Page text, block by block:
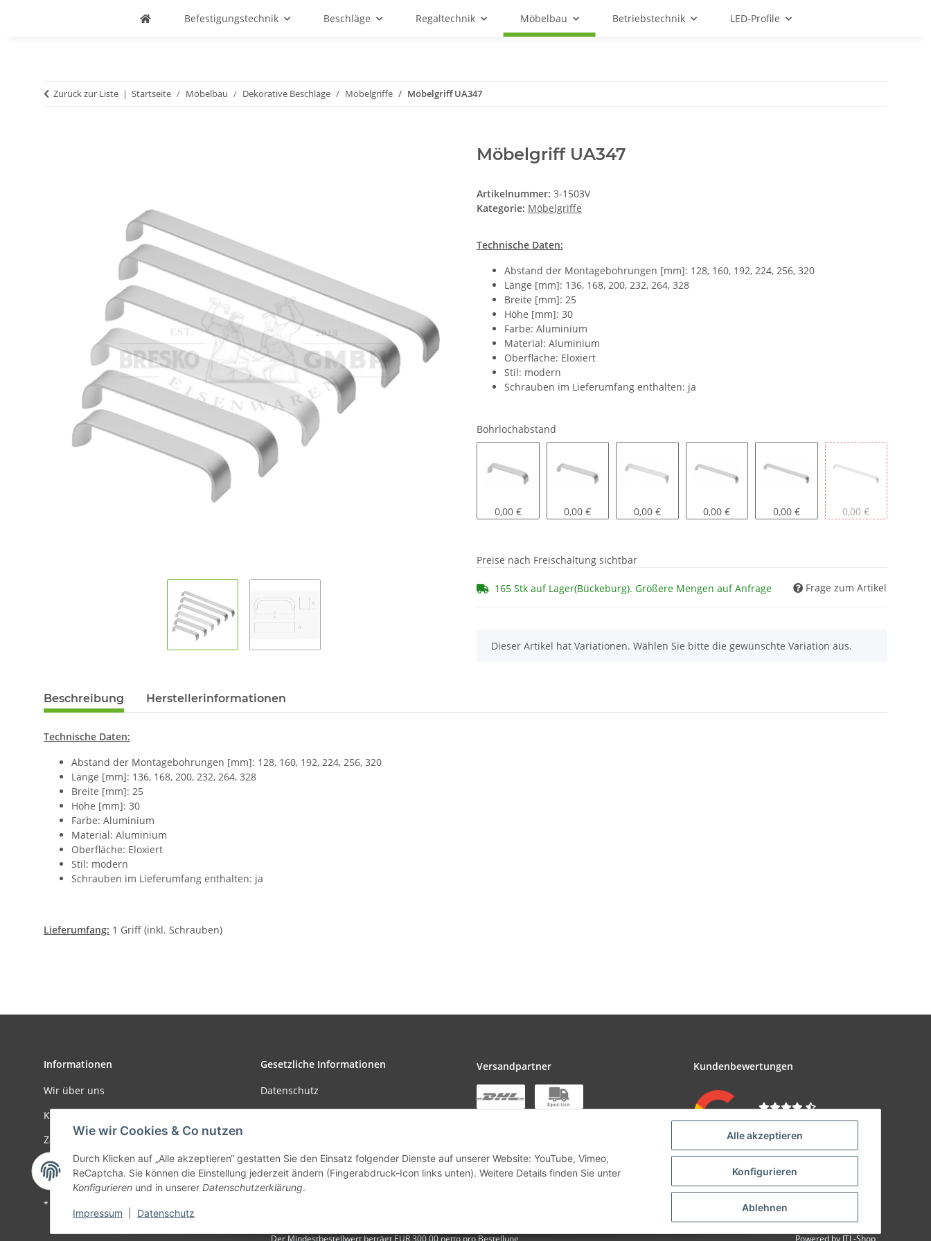
Alle akzeptieren
Konfigurieren
Ablehnen
Wie wir Cookies & Co nutzen
Durch Klicken auf „Alle akzeptieren“ gestatten Sie den Einsatz folgender Dienste auf unserer Website: YouTube, Vimeo,
ReCaptcha. Sie können die Einstellung jederzeit ändern (Fingerabdruck-Icon links unten). Weitere Details finden Sie unter
Konfigurieren und in unserer Datenschutzerklärung.
Impressum Datenschutz
Befestigungstechnik Beschläge Regaltechnik Möbelbau Betriebstechnik LED-Profile
Zurück zur Liste Startseite Möbelbau Dekorative Beschläge Möbelgriffe Möbelgriff UA347
Möbelgriff UA347
Artikelnummer: 3-1503V
Kategorie: Möbelgriffe
Technische Daten:
Abstand der Montagebohrungen [mm]: 128, 160, 192, 224, 256, 320
Länge [mm]: 136, 168, 200, 232, 264, 328
Breite [mm]: 25
Höhe [mm]: 30
Farbe: Aluminium
Material: Aluminium
Oberfläche: Eloxiert
Stil: modern
Schrauben im Lieferumfang enthalten: ja
Bohrlochabstand
128 mm
0,00 € 160 mm
0,00 € 192 mm
0,00 € 224 mm
0,00 € 256 mm
0,00 € 320 mm
0,00 €
Preise nach Freischaltung sichtbar
165 Stk auf Lager(Bückeburg). Größere Mengen auf Anfrage Frage zum Artikel
x
Dieser Artikel hat Variationen. Wählen Sie bitte die gewünschte Variation aus.
Beschreibung Herstellerinformationen
Technische Daten:
Abstand der Montagebohrungen [mm]: 128, 160, 192, 224, 256, 320
Länge [mm]: 136, 168, 200, 232, 264, 328
Breite [mm]: 25
Höhe [mm]: 30
Farbe: Aluminium
Material: Aluminium
Oberfläche: Eloxiert
Stil: modern
Schrauben im Lieferumfang enthalten: ja
Lieferumfang: 1 Griff (inkl. Schrauben)
Informationen
Wir über uns
Kontakt
Zahlungsmöglichkeiten
Versandinformationen
Gesetzliche Informationen
Datenschutz
Impressum
Versandpartner Kundenbewertungen
Zu den Bewertungen
* Alle Preise zzgl. gesetzlicher USt., zzgl.
Der Mindestbestellwert beträgt EUR 300,00 netto pro Bestellung Powered by JTL-Shop